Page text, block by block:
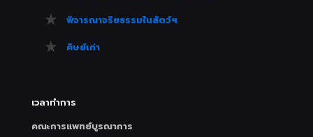
พิจารณาจริยธรรมในสัตว์ฯ
ศิษย์เก่า
เวลาทำการ
คณะการแพทย์บูรณาการ